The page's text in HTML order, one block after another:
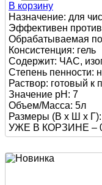
В корзину
Назначение: для
Эффективен
Обрабатываемая
Консистенция: гель
Содержит: ЧАС,
Степень пенности:
Раствор: готовый
Значение pH: 7
Объем/Масса: 5л
Размеры (В х Ш х
УЖЕ В КОРЗИНЕ –